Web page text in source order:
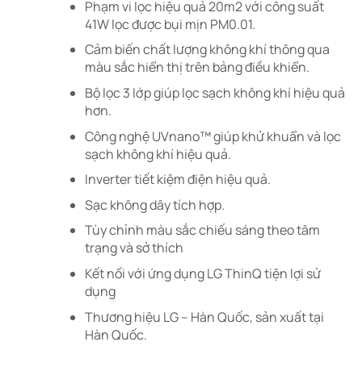
Phạm vi lọc hiệu quả 20m2 với công suất
41W lọc được bụi mịn PM0.01.
Cảm biến chất lượng không khí thông qua
màu sắc hiển thị trên bảng điều khiển.
Bộ lọc 3 lớp giúp lọc sạch không khí hiệu quả
hơn.
Công nghệ UVnano™ giúp khử khuẩn và lọc
sạch không khí hiệu quả.
Inverter tiết kiệm điện hiệu quả.
Sạc không dây tích hợp.
Tùy chỉnh màu sắc chiếu sáng theo tâm
trạng và sở thích
Kết nối với ứng dụng LG ThinQ tiện lợi sử
dụng
Thương hiệu LG – Hàn Quốc, sản xuất tại
Hàn Quốc.